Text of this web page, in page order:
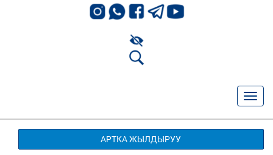
АРТКА ЖЫЛДЫРУУ